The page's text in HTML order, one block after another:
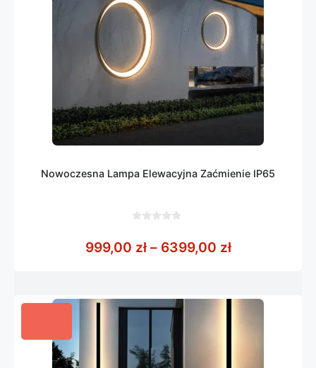
Nowoczesna Lampa Elewacyjna Zaćmienie IP65
5
999,00 zł – 6399,00 złZakres cen: